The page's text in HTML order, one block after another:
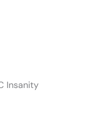
Insanity